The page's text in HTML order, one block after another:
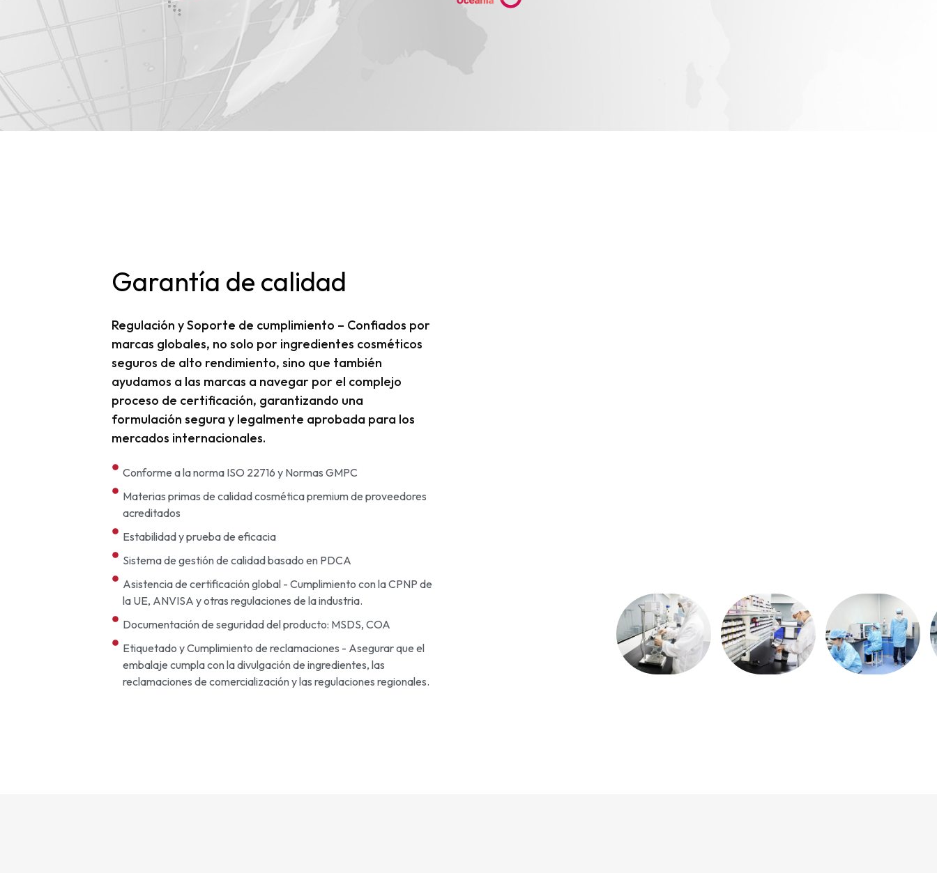
Garantía de calidad
Regulación y Soporte de cumplimiento – Confiados por
marcas globales, no solo por ingredientes cosméticos
seguros de alto rendimiento, sino que también
ayudamos a las marcas a navegar por el complejo
proceso de certificación, garantizando una
formulación segura y legalmente aprobada para los
mercados internacionales.
Conforme a la norma ISO 22716 y Normas GMPC
Materias primas de calidad cosmética premium de proveedores
acreditados
Estabilidad y prueba de eficacia
Sistema de gestión de calidad basado en PDCA
Asistencia de certificación global - Cumplimiento con la CPNP de
la UE, ANVISA y otras regulaciones de la industria.
Documentación de seguridad del producto: MSDS, COA
Etiquetado y Cumplimiento de reclamaciones - Asegurar que el
embalaje cumpla con la divulgación de ingredientes, las
reclamaciones de comercialización y las regulaciones regionales.